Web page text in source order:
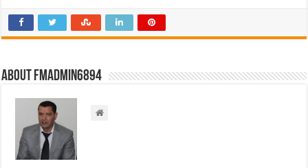
About FMadmin6894